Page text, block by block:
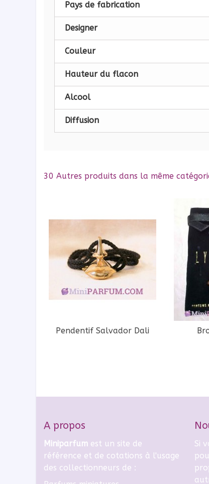
Pays de fabrication
Designer
Couleur
Hauteur du flacon
Alcool
Diffusion
30 Autres produits dans la même
Pendentif Salvador Dali
A propos
Miniparfum est un site de
référence et de cotations à l'usage
des collectionneurs de :
Si